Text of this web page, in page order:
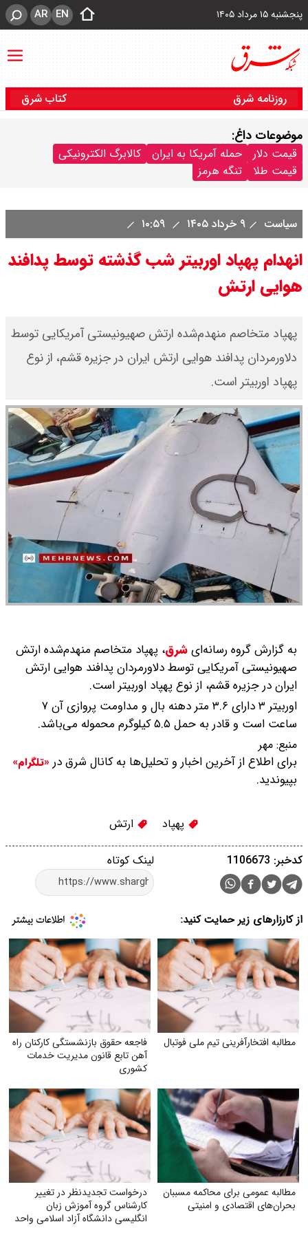
پنجشنبه ۱۵ مرداد ۱۴۰۵ EN
AR
روزنامه شرق کتاب شرق
موضوعات داغ:
قیمت دلار حمله آمریکا به ایران
کالابرگ الکترونیکی
قیمت طلا
تنگه هرمز
سیاست ۹ خرداد ۱۴۰۵
انهدام پهپاد اوربیتر شب گذشته توسط پدافند
هوایی ارتش
پهپاد متخاصم منهدم‌شده ارتش صهیونیستی آمریکایی توسط
دلاورمردان پدافند هوایی ارتش ایران در جزیره قشم، از نوع
پهپاد اوربیتر است.
به گزارش گروه رسانه‌ایشرق، پهپاد متخاصم منهدم‌شده ارتش
صهیونیستی آمریکایی توسط دلاورمردان پدافند هوایی ارتش
ایران در جزیره قشم، از نوع پهپاد اوربیتر است.
اوربیتر ۳ دارای ۳.۶ متر دهنه بال و مداومت پروازی آن ۷
ساعت است و قادر به حمل ۵.۵ کیلوگرم محموله می‌باشد.
منبع: مهر
برای اطلاع از آخرین اخبار و تحلیل‌ها به کانال شرق در «تلگرام»
بپیوندید.
پهپاد ارتش
لینک کوتاه کدخبر: 1106673
از کارزارهای زیر حمایت کنید:
مطالبه افتخارآفرینی تیم ملی فوتبال
فاجعه حقوق بازنشستگی کارکنان راه
آهن تابع قانون مدیریت خدمات
کشوری
مطالبه عمومی برای محاکمه مسببان
بحران‌های اقتصادی و امنیتی
درخواست تجدیدنظر در تغییر
کارشناس گروه آموزش زبان
انگلیسی دانشگاه آزاد اسلامی واحد